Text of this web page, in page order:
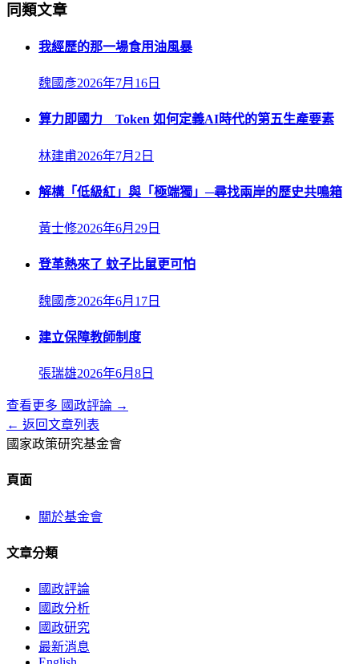
同類文章
我經歷的那一場食用油風暴
魏國彥2026年7月16日
算力即國力 Token 如何定義AI時代的第五生產要素
林建甫2026年7月2日
解構「低級紅」與「極端獨」─尋找兩岸的歷史共鳴箱
黃士修2026年6月29日
登革熱來了 蚊子比鼠更可怕
魏國彥2026年6月17日
建立保障教師制度
張瑞雄2026年6月8日
查看更多 國政評論 →
← 返回文章列表
國家政策研究基金會
頁面
關於基金會
文章分類
國政評論
國政分析
國政研究
最新消息